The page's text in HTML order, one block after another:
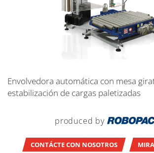
Envolvedora automática con mesa
estabilización de cargas paletizadas
produced by
CONTÁCTE CON NOSOTROS